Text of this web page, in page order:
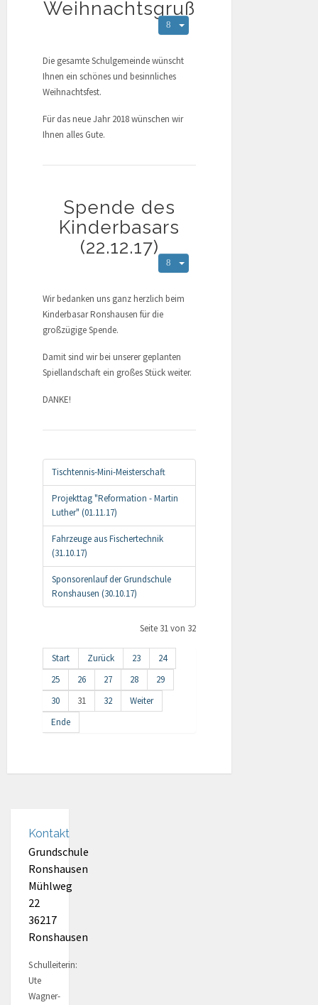
Kontakt
Grundschule
Ronshausen
Mühlweg
22
36217
Ronshausen
Schulleiterin:
Ute
Wagner-
Weihnachtsgruß
Die gesamte Schulgemeinde wünscht
Ihnen ein schönes und besinnliches
Weihnachtsfest.
Für das neue Jahr 2018 wünschen wir
Ihnen alles Gute.
Spende des
Kinderbasars
(22.12.17)
Wir bedanken uns ganz herzlich beim
Kinderbasar Ronshausen für die
großzügige Spende.
Damit sind wir bei unserer geplanten
Spiellandschaft ein großes Stück weiter.
DANKE!
Tischtennis-Mini-Meisterschaft
Projekttag "Reformation - Martin
Luther" (01.11.17)
Fahrzeuge aus Fischertechnik
(31.10.17)
Sponsorenlauf der Grundschule
Ronshausen (30.10.17)
Seite 31 von 32
Start Zurück 23
24
25
26 27 28
29
30
31 32
Weiter
Ende